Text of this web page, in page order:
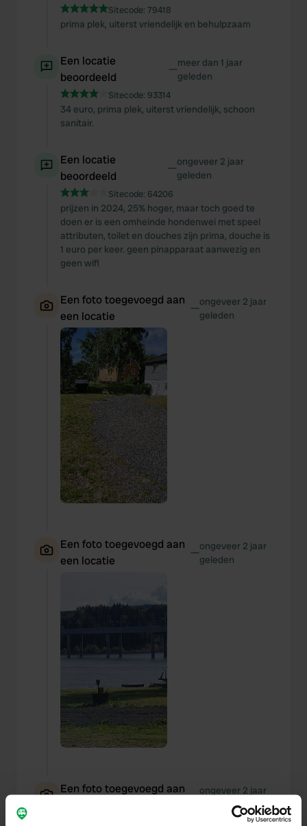
Sitecode: 79418
prima plek, uiterst vriendelijk en behulpzaam
Een locatie
beoordeeld
—meer dan 1 jaar
geleden
Sitecode: 93314
34 euro, prima plek, uiterst vriendelijk, schoon
sanitair.
Een locatie
beoordeeld
—ongeveer 2 jaar
geleden
Sitecode: 64206
prijzen in 2024, 25% hoger, maar toch goed te
doen er is een omheinde hondenwei met speel
attributen, toilet en douches zijn prima, douche is
1 euro per keer. geen pinapparaat aanwezig en
geen wifi
Een foto toegevoegd aan
een locatie
—ongeveer 2 jaar
geleden
Een foto toegevoegd aan
een locatie
—ongeveer 2 jaar
geleden
Een foto toegevoegd aan
—ongeveer 2 jaar
geleden